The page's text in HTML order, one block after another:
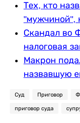
Тех, кто
"мужчиной",
Скандал во
налоговая
Макрон
назвавшую
Суд Приговор
приговор суда